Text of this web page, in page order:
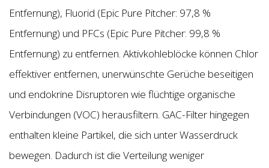
Entfernung), Fluorid (Epic Pure Pitcher: 97,8 %
Entfernung) und PFCs (Epic Pure Pitcher: 99,8 %
Entfernung) zu entfernen. Aktivkohleblöcke können Chlor
effektiver entfernen, unerwünschte Gerüche beseitigen
und endokrine Disruptoren wie flüchtige organische
Verbindungen (VOC) herausfiltern. GAC-Filter hingegen
enthalten kleine Partikel, die sich unter Wasserdruck
bewegen. Dadurch ist die Verteilung weniger